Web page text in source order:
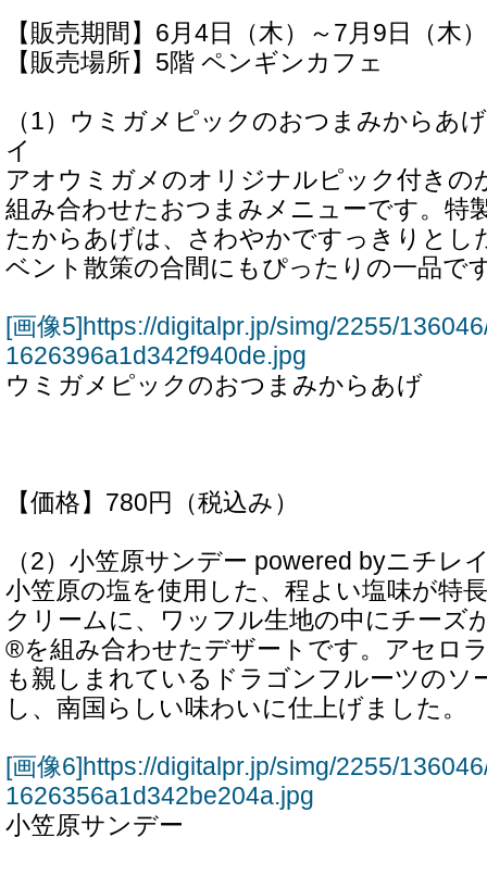
【販売期間】6月4日（木）～7月9日（木）
【販売場所】5階 ペンギンカフェ
（1）ウミガメピックのおつまみからあ
イ
アオウミガメのオリジナルピック付きの
組み合わせたおつまみメニューです。特
たからあげは、さわやかですっきりとし
ベント散策の合間にもぴったりの一品で
[画像5]https://digitalpr.jp/simg/2255/
1626396a1d342f940de.jpg
ウミガメピックのおつまみからあげ
【価格】780円（税込み）
（2）小笠原サンデー powered byニチレ
小笠原の塩を使用した、程よい塩味が特
クリームに、ワッフル生地の中にチーズ
®を組み合わせたデザートです。アセロ
も親しまれているドラゴンフルーツのソ
し、南国らしい味わいに仕上げました。
[画像6]https://digitalpr.jp/simg/2255/
1626356a1d342be204a.jpg
小笠原サンデー